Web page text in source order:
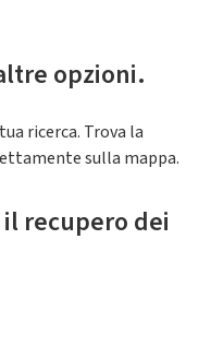
opzioni.
ricerca. Trova la
sulla mappa.
recupero dei